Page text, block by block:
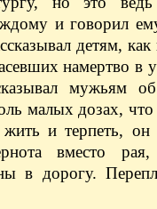
и говорил
детям,
намертво в
мужьям
малых дозах,
и терпеть, он
вместо
в дорогу.